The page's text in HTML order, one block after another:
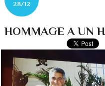
28/12
HOMMAGE A UN